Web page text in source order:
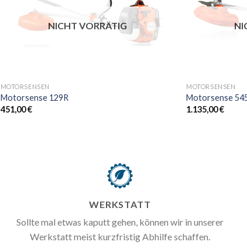
NICHT VORRÄTIG
MOTORSENSEN
Motorsense 129R
451,00€
MOTORSENSEN
Motorsense
1.135,00€
WERKSTATT
Sollte mal etwas kaputt gehen, können wir in unserer
Werkstatt meist kurzfristig Abhilfe schaffen.